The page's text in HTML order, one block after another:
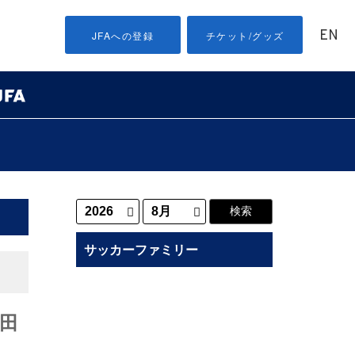
JFAへの登録 チケット/グッズ EN
サッカーファミリー